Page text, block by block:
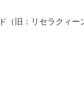
旧：リセラクィ